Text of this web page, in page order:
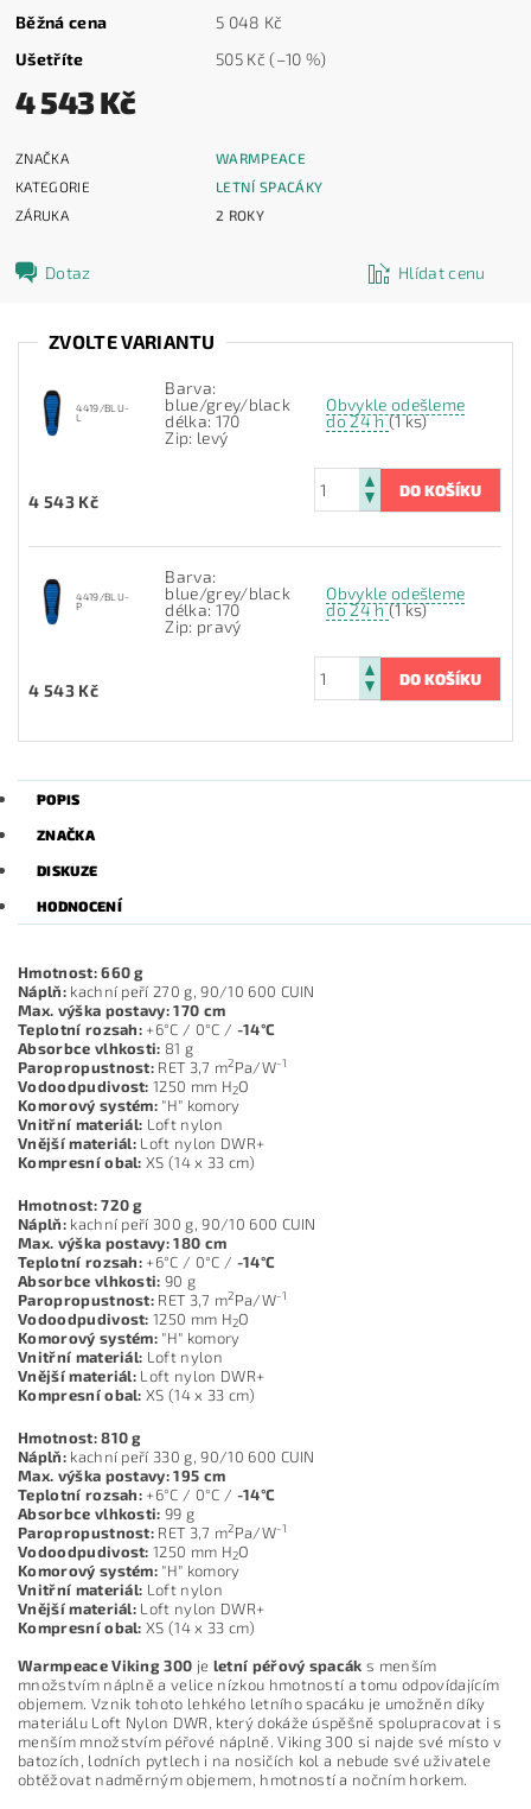
Běžná cena
5 048 Kč
Ušetříte
505 Kč(–10 %)
4 543 Kč
ZNAČKA
WARMPEACE
KATEGORIE
LETNÍ SPACÁKY
ZÁRUKA
2 ROKY
Dotaz Hlídat cenu
ZVOLTE VARIANTU
4419/BLU-
L
Barva:
blue/grey/black
délka: 170
Zip: levý
Obvykle odešleme
do 24 h(1 ks)
4 543 Kč
4419/BLU-
P
Barva:
blue/grey/black
délka: 170
Zip: pravý
Obvykle odešleme
do 24 h(1 ks)
4 543 Kč
POPIS
ZNAČKA
DISKUZE
HODNOCENÍ
Hmotnost: 660 g
Náplň:kachní peří 270 g, 90/10 600 CUIN
Max. výška postavy: 170 cm
Teplotní rozsah: +6°C / 0°C / -14°C
Absorbce vlhkosti: 81 g
Paropropustnost: RET 3,7 m2Pa/W-1
Vodoodpudivost: 1250 mm H2O
Komorový systém: "H" komory
Vnitřní materiál: Loft nylon
Vnější materiál: Loft nylon DWR+
Kompresní obal: XS (14 x 33 cm)
Hmotnost: 720 g
Náplň:kachní peří 300 g, 90/10 600 CUIN
Max. výška postavy: 180 cm
Teplotní rozsah: +6°C / 0°C / -14°C
Absorbce vlhkosti:90 g
Paropropustnost: RET 3,7 m2Pa/W-1
Vodoodpudivost: 1250 mm H2O
Komorový systém: "H" komory
Vnitřní materiál: Loft nylon
Vnější materiál: Loft nylon DWR+
Kompresní obal: XS (14 x 33 cm)
Hmotnost: 810 g
Náplň:kachní peří 330 g, 90/10 600 CUIN
Max. výška postavy: 195 cm
Teplotní rozsah: +6°C / 0°C / -14°C
Absorbce vlhkosti:99 g
Paropropustnost: RET 3,7 m2Pa/W-1
Vodoodpudivost: 1250 mm H2O
Komorový systém: "H" komory
Vnitřní materiál: Loft nylon
Vnější materiál: Loft nylon DWR+
Kompresní obal: XS (14 x 33 cm)
Warmpeace Viking 300 je letní péřový spacák s menším
množstvím náplně a velice nízkou hmotností a tomu odpovídajícím
objemem. Vznik tohoto lehkého letního spacáku je umožněn díky
materiálu Loft Nylon DWR, který dokáže úspěšně spolupracovat i s
menším množstvím péřové náplně. Viking 300 si najde své místo v
batozích, lodních pytlech i na nosičích kol a nebude své uživatele
obtěžovat nadměrným objemem, hmotností a nočním horkem.